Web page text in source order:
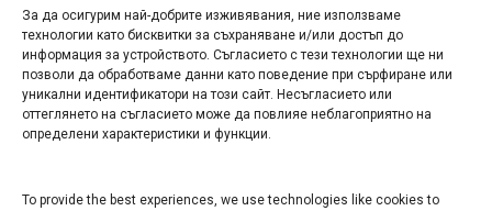
За да осигурим най-добрите изживявания, ние използваме
технологии като бисквитки за съхраняване и/или достъп до
информация за устройството. Съгласието с тези технологии ще ни
позволи да обработваме данни като поведение при сърфиране или
уникални идентификатори на този сайт. Несъгласието или
оттеглянето на съгласието може да повлияе неблагоприятно на
определени характеристики и функции.
To provide the best experiences, we use technologies like cookies to
БИЗНЕС
Арт галерия "Мостове" – магазин за изкуство
СЕВЕРОЗАПАДА ИНФОРМАЦИОНЕН БИЗНЕС
ТУРИСТИЧЕСКИ КЛЪСТЕР
ИНСТИТУЦИИ В ЛОВЕЧ